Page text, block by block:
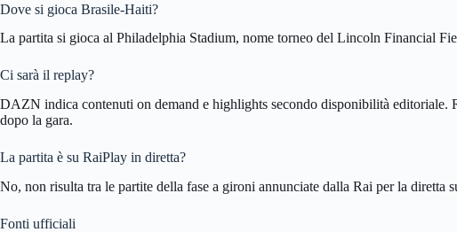
Dove si gioca Brasile-Haiti?
La partita si gioca al Philadelphia Stadium, nome torneo del Lincoln Financial
Ci sarà il replay?
DAZN indica contenuti on demand e highlights secondo disponibilità editoriale.
dopo la gara.
La partita è su RaiPlay in diretta?
No, non risulta tra le partite della fase a gironi annunciate dalla Rai per la diretta
Fonti ufficiali